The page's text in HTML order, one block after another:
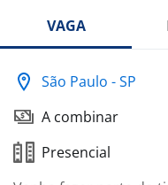
VAGA
São Paulo - SP
A combinar
Presencial